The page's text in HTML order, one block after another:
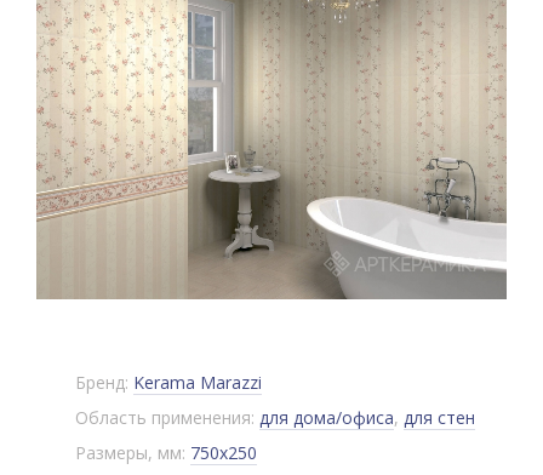
Бренд: Kerama Marazzi
Область применения: для дома/офиса, для стен
Размеры, мм: 750x250